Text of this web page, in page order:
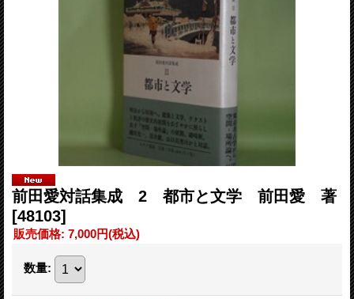
前田愛対話集成 2 都市と文学 前田愛 著
[48103]
販売価格: 7,000円(税込)
数量: